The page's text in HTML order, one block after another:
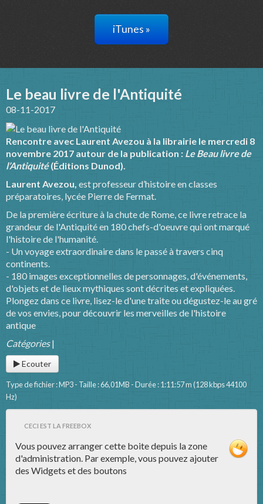
iTunes »
Le beau livre de l'Antiquité
08-11-2017
Rencontre avec Laurent Avezou à la librairie le mercredi 8
novembre 2017 autour de la publication : Le Beau livre de
l’Antiquité(Éditions Dunod).
Laurent Avezou, est professeur d’histoire en classes
préparatoires, lycée Pierre de Fermat.
De la première écriture à la chute de Rome, ce livre retrace la
grandeur de l'Antiquité en 180 chefs-d'oeuvre qui ont marqué
l'histoire de l'humanité.
- Un voyage extraordinaire dans le passé à travers cinq
continents.
- 180 images exceptionnelles de personnages, d'événements,
d'objets et de lieux mythiques sont décrites et expliquées.
Plongez dans ce livre, lisez-le d'une traite ou dégustez-le au gré
de vos envies, pour découvrir les merveilles de l'histoire
antique
Catégories|
Ecouter
Type de fichier : MP3 - Taille : 66,01MB - Durée : 1:11:57 m (128 kbps 44100
Hz)
CECI EST LA FREEBOX
Vous pouvez arranger cette boite depuis la zone
d'administration. Par exemple, vous pouvez ajouter
des Widgets et des boutons